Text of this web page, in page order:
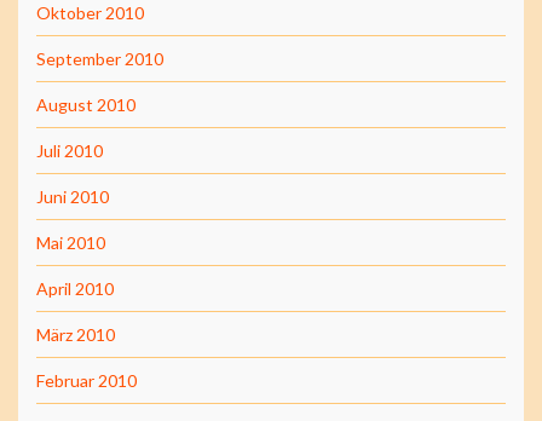
Oktober 2010
September 2010
August 2010
Juli 2010
Juni 2010
Mai 2010
April 2010
März 2010
Februar 2010